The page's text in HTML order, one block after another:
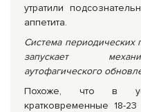
утратили
аппетита.
Система периодических
запускает
аутофагического
Похоже, что в
кратковременные 18-